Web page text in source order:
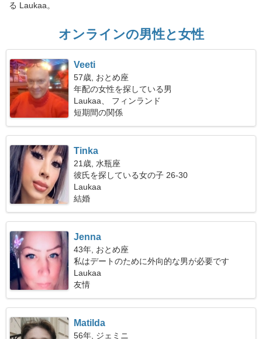
る Laukaa。
オンラインの男性と女性
Veeti
57歳, おとめ座
年配の女性を探している男
Laukaa、 フィンランド
短期間の関係
Tinka
21歳, 水瓶座
彼氏を探している女の子 26-30
Laukaa
結婚
Jenna
43年, おとめ座
私はデートのために外向的な男が必要です
Laukaa
友情
Matilda
56年, ジェミニ